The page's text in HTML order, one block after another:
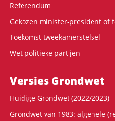
Referendum
Gekozen minister-president of
Toekomst tweekamerstelsel
Wet politieke partijen
Versies Grondwet
Huidige Grondwet (2022/2023)
Grondwet van 1983: algehele